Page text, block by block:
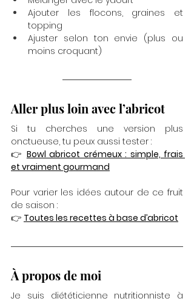
Ajouter les flocons, graines et
topping
Ajuster selon ton envie (plus ou
moins croquant)
Aller plus loin avec l’abricot
Si tu cherches une version plus
onctueuse, tu peux aussi tester :
👉 Bowl abricot crémeux : simple, frais
et vraiment gourmand
Pour varier les idées autour de ce fruit
de saison :
👉 Toutes les recettes à base d’abricot
À propos de moi
Je suis diététicienne nutritionniste à